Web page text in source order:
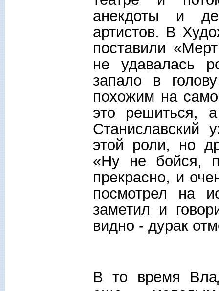
анекдоты и
артистов. В
поставили
не удавалась
запало в
похожим на
это решиться,
Станиславский
этой роли, но
«Ну не бойся,
прекрасно, и
посмотрел на
заметил и
видно - дурак
В то время